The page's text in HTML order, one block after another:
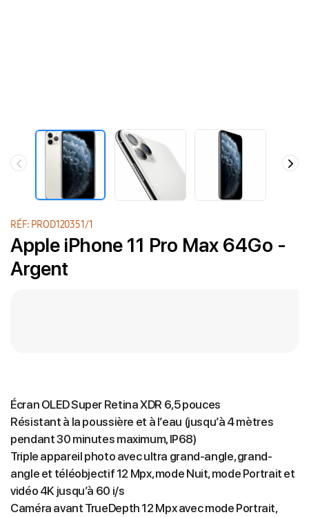
RÉF: PROD120351/1
Apple iPhone 11 Pro Max 64Go -
Argent
Écran OLED Super Retina XDR 6,5 pouces
Résistant à la poussière et à l’eau (jusqu’à 4 mètres
pendant 30 minutes maximum, IP68)
Triple appareil photo avec ultra grand-angle, grand-
angle et téléobjectif 12 Mpx, mode Nuit, mode Portrait et
vidéo 4K jusqu’à 60 i/s
Caméra avant TrueDepth 12 Mpx avec mode Portrait,